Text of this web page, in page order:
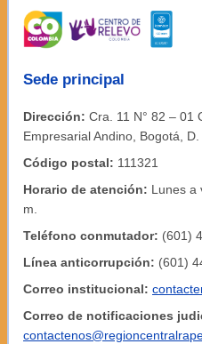
Sede principal
Dirección: Cra. 11 N° 82 – 01
Empresarial Andino, Bogotá, D.
Código postal: 111321
Horario de atención: Lunes a
m.
Teléfono conmutador: (601)
Línea anticorrupción: (601)
Correo institucional:
Correo de notificaciones